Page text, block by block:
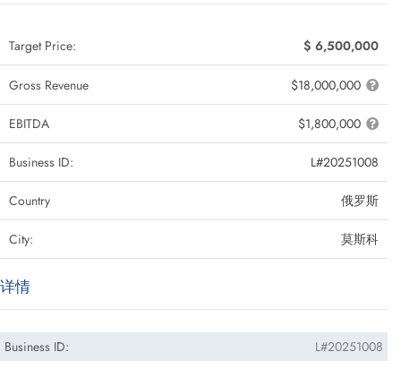
Target Price: $ 6,500,000
Gross Revenue $18,000,000
EBITDA $1,800,000
Business ID: L#20251008
Country 俄罗斯
City: 莫斯科
详情
Business ID:
L#20251008